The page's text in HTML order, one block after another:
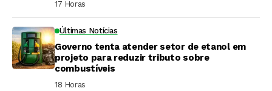
17 Horas ⁮
Últimas Notícias
Governo tenta atender setor de etanol em
projeto para reduzir tributo sobre
combustíveis
18 Horas ⁮